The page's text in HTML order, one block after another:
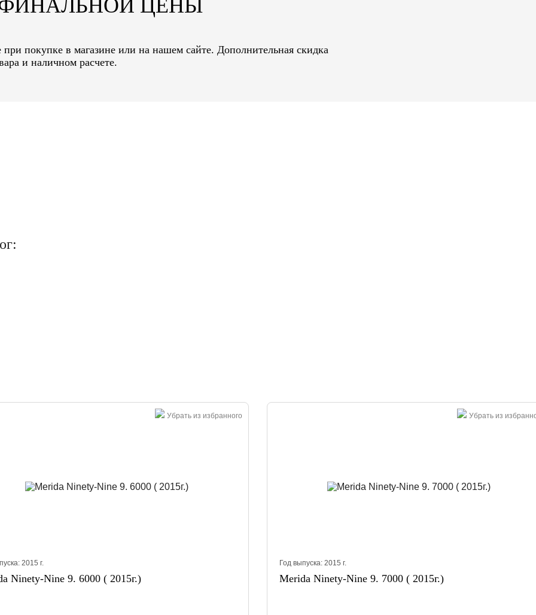
ФИНАЛЬНОЙ ЦЕНЫ
покупке в магазине или на нашем сайте. Дополнительная скидка
и наличном расчете.
Убрать из избранного
2015г.
Ninety-Nine 9. 6000 ( 2015г.)
Убрать из
Год выпуска: 2015 г.
Merida Ninety-Nine 9. 7000 ( 2015г.)